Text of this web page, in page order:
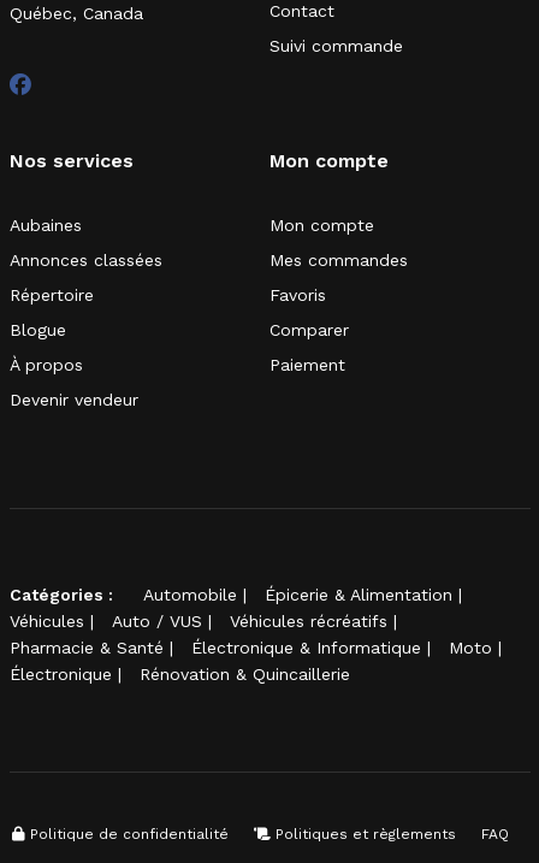
Québec, Canada
Contact
Suivi commande
Nos services
Aubaines
Annonces classées
Répertoire
Blogue
À propos
Devenir vendeur
Mon compte
Mon compte
Mes commandes
Favoris
Comparer
Paiement
Catégories : Automobile
Épicerie & Alimentation
Véhicules
Auto / VUS
Véhicules récréatifs
Pharmacie & Santé
Électronique & Informatique
Moto
Électronique
Rénovation & Quincaillerie
Politique de confidentialité Politiques et règlements FAQ